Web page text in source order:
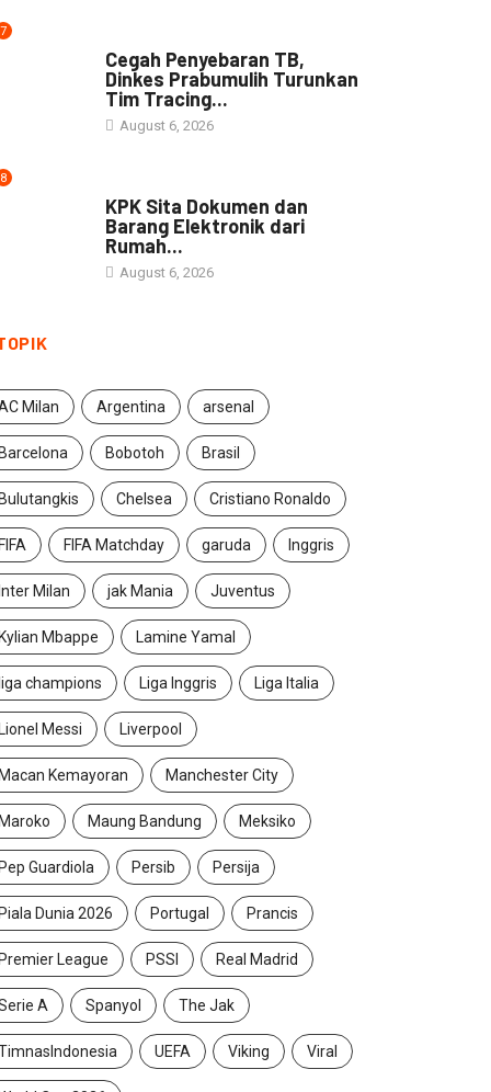
7
Cegah Penyebaran TB,
Dinkes Prabumulih Turunkan
Tim Tracing...
August 6, 2026
8
KPK Sita Dokumen dan
Barang Elektronik dari
Rumah...
August 6, 2026
Milan Argentina arsenal
Barcelona Bobotoh Brasil
Bulutangkis Chelsea Cristiano Ronaldo
FIFA FIFA Matchday garuda Inggris
Inter Milan jak Mania Juventus
Kylian Mbappe Lamine Yamal
liga champions Liga Inggris Liga Italia
Lionel Messi Liverpool
Macan Kemayoran Manchester City
Maroko Maung Bandung Meksiko
Pep Guardiola Persib Persija
Piala Dunia 2026 Portugal Prancis
Premier League PSSI Real Madrid
A Spanyol The Jak
UEFA Viking Viral